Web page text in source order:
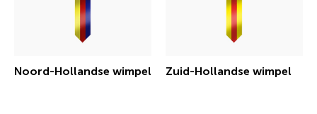
Noord-Hollandse wimpel Zuid-Hollandse wimpel